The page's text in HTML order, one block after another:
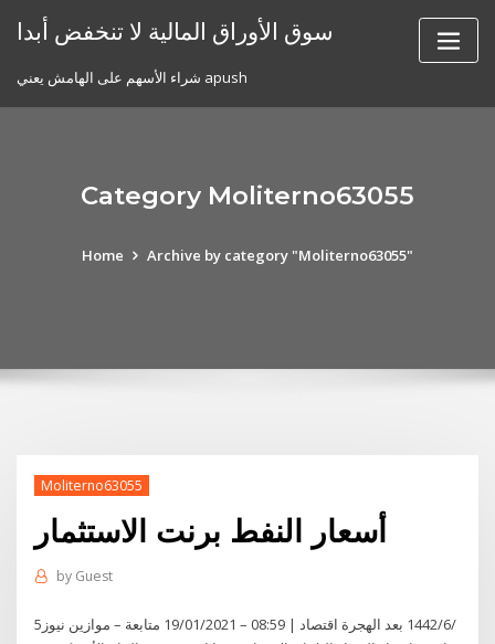
سوق الأوراق المالية لا تنخفض أبدا
شراء الأسهم على الهامش يعني apush
Category Moliterno63055
Home Archive by category "Moliterno63055"
Moliterno63055
أسعار النفط برنت الاستثمار
by Guest
5‏‏/6‏‏/1442 بعد الهجرة اقتصاد | 08:59 – 19/01/2021 متابعة – موازين نيوز